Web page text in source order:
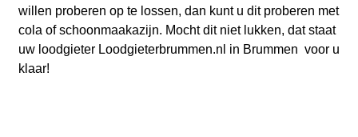
willen proberen op te lossen, dan kunt u dit proberen met
cola of schoonmaakazijn. Mocht dit niet lukken, dat staat
uw loodgieter Loodgieterbrummen.nl in Brummen voor u
klaar!